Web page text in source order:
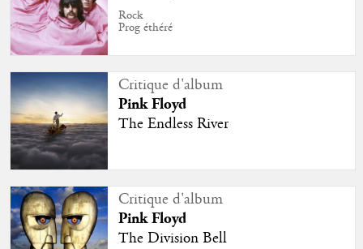
Rock
Prog éthéré
Critique d'album
Pink Floyd
The Endless River
Critique d'album
Pink Floyd
The Division Bell